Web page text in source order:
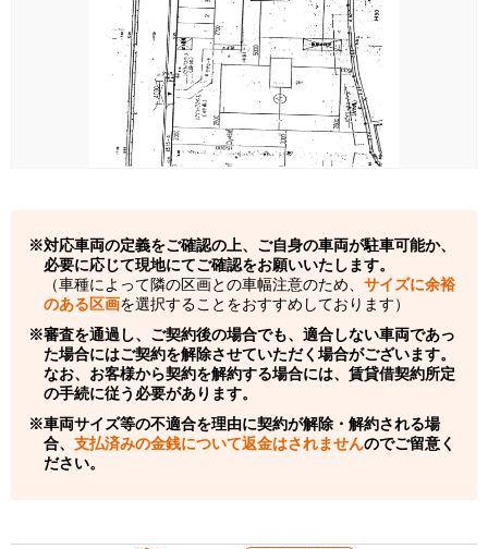
対応車両の定義をご確認の上、ご自身の車両が駐車可能か、
必要に応じて現地にてご確認をお願いいたします。
（車種によって隣の区画との車幅注意のため、 サイズに余裕
のある区画を選択することをおすすめしております）
審査を通過し、ご契約後の場合でも、適合しない車両であっ
た場合にはご契約を解除させていただく場合がございます。
なお、お客様から契約を解約する場合には、賃貸借契約所定
の手続に従う必要があります。
車両サイズ等の不適合を理由に契約が解除・解約される場
合、 支払済みの金銭について返金はされませんのでご留意く
ださい。